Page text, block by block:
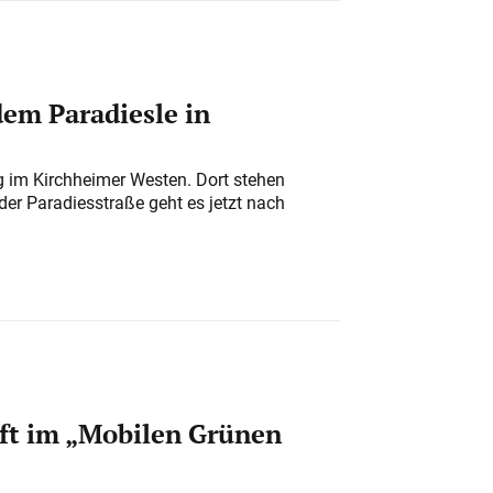
Paradiesle in
Kirchheimer Westen. Dort stehen
Paradiesstraße geht es jetzt nach
im „Mobilen Grünen